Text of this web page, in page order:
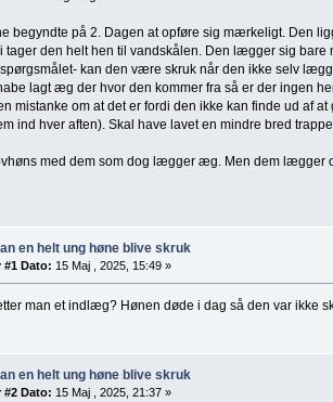
begyndte på 2. Dagen at opføre sig mærkeligt. Den
tager den helt hen til vandskålen. Den lægger sig bare
kan den være skruk når den ikke selv
lagt æg der hvor den kommer fra så er der ingen
mistanke om at det er fordi den ikke kan finde ud af
ind hver aften). Skal have lavet en mindre bred
med dem som dog lægger æg. Men dem lægger
en helt ung høne blive skruk
#1 Dato: 15 Maj , 2025, 15:49 »
man et indlæg? Hønen døde i dag så den var ikke
en helt ung høne blive skruk
#2 Dato: 15 Maj , 2025, 21:37 »